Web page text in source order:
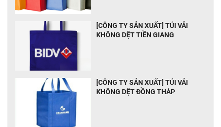
[CÔNG TY SẢN XUẤT] TÚI VẢI
KHÔNG DỆT TIỀN GIANG
[CÔNG TY SẢN XUẤT] TÚI VẢI
KHÔNG DỆT ĐỒNG THÁP